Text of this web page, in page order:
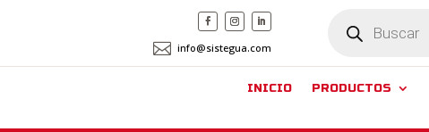
 info@sistegua.com
productos
INICIO PRODUCTOS